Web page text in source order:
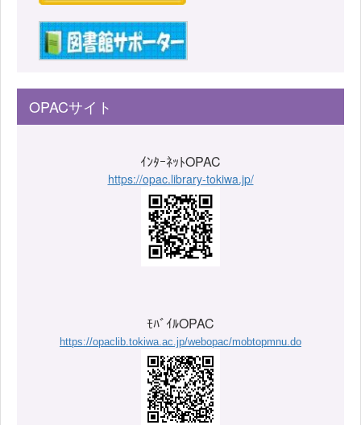
OPACサイト
ｲﾝﾀｰﾈｯﾄOPAC
https://opac.library-tokiwa.jp/
ﾓﾊﾞｲﾙOPAC
https://opaclib.tokiwa.ac.jp/webopac/mobtopmnu.do